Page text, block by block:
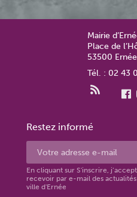
Mairie
Place de
53500 Ernée
Tél. : 02 43
Restez informé
En cliquant sur S'inscrire,
recevoir par e-mail des actualités
ville d'Ernée